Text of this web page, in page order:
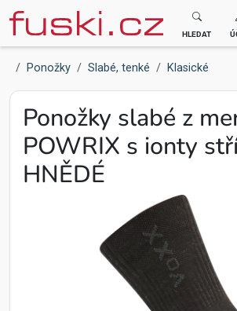
Fuski BOMA
HLEDAT
Ponožky Slabé, tenké Klasické
Ponožky slabé z
POWRIX s ionty
HNĚDÉ